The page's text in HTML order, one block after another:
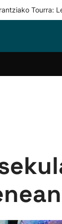
Tourra: